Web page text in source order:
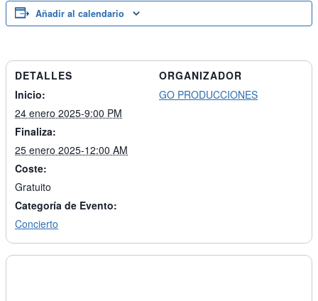
Añadir al calendario
DETALLES
Inicio:
24 enero 2025-9:00 PM
Finaliza:
25 enero 2025-12:00 AM
Coste:
Gratuito
Categoría de Evento:
Concierto
ORGANIZADOR
GO PRODUCCIONES